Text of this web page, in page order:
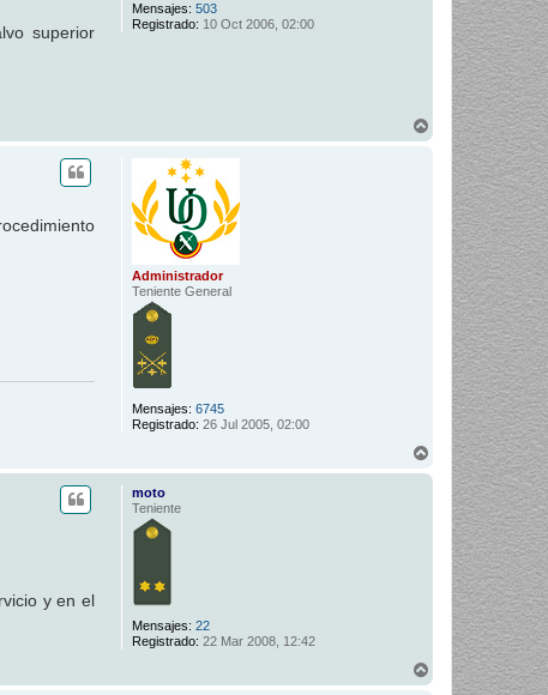
Mensajes: 503
Registrado: 10 Oct 2006, 02:00
superior
r
Administrador
Teniente General
Mensajes: 6745
Registrado: 26 Jul 2005, 02:00
moto
Teniente
Mensajes: 22
Registrado: 22 Mar 2008, 12:42
y en el
r